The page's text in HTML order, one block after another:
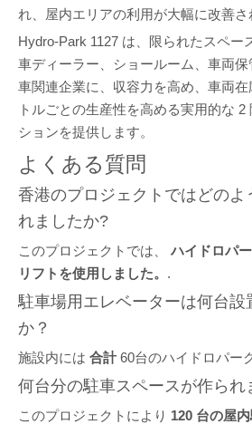
れ、屋内エリアの利用が大幅に改善さ
Hydro-Park 1127 は、限られたスペー
車ディーラー、ショールーム、車両
車関連企業に、収容力を高め、車両
トルごとの生産性を高める実用的な
ションを提供します。
よくある質問
香港のプロジェクトではどのよ
れましたか?
このプロジェクトでは、ハイドロパ
リフトを使用しました。 .
駐車場用エレベーターは何台設
か？
施設内には 合計60台のハイドロパー
何台分の駐車スペースが作られ
このプロジェクトにより 120 台の屋